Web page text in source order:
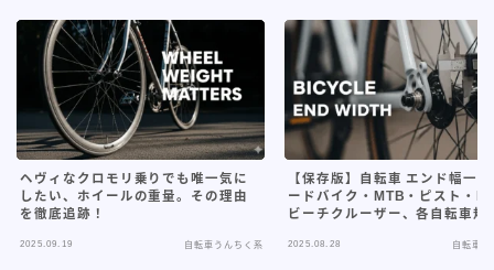
ヘヴィなクロモリ乗りでも唯一気に
したい、ホイールの重量。その理由
を徹底追跡！
2025.09.19 自転車うんちく系
【保存版】自転車 エンド幅一
ードバイク・MTB・ピスト・
ビーチクルーザー、各自転車規
いても網羅
2025.08.28 自転車